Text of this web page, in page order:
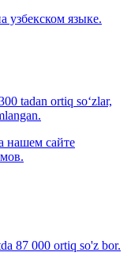
узбекском языке.
tadan ortiq so‘zlar,
нашем сайте
87 000 ortiq so'z bor.